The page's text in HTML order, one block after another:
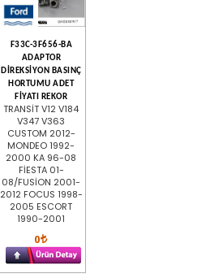
F33C-3F656-BA
ADAPTOR
DİREKSİYON BASINÇ
HORTUMU ADET
FİYATI REKOR
TRANSİT V12 V184
V347 V363
CUSTOM 2012-
MONDEO 1992-
2000 KA 96-08
FİESTA 01-
08/FUSİON 2001-
2012 FOCUS 1998-
2005 ESCORT
1990-2001
0